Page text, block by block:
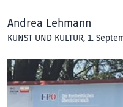
Andrea Lehmann
KUNST UND KULTUR, 1.